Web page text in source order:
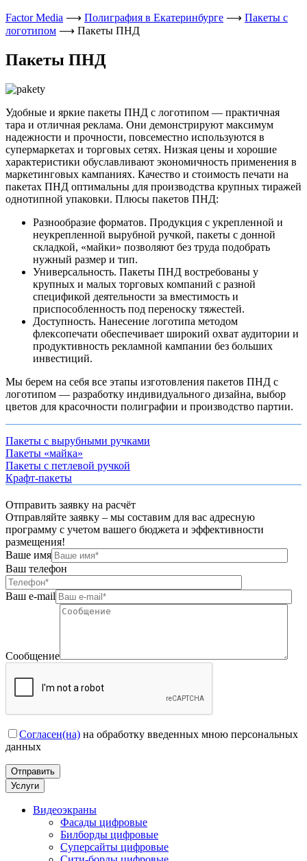
Factor Media ⟶ Полиграфия в Екатеринбурге ⟶ Пакеты с
логотипом ⟶ Пакеты ПНД
Пакеты ПНД
Удобные и яркие пакеты ПНД с логотипом — практичная
тара и отличная реклама. Они демонстрируют максимум
надежности и прочности, повсеместно используются в
супермаркетах и торговых сетях. Низкая цены и хорошие
характеристики обуславливают экономичность применения в
маркетинговых кампаниях. Качество и стоимость печати на
пакетах ПНД оптимальны для производства крупных тиражей
однотипной упаковки. Плюсы пакетов ПНД:
Разнообразие форматов. Продукция с укрепленной и
неукрепленной вырубной ручкой, пакеты с донной
складкой, «майки» позволяют без труда подобрать
нужный размер и тип.
Универсальность. Пакеты ПНД востребованы у
крупных и малых торговых компаний с разной
спецификой деятельности за вместимость и
приспособленность под переноску тяжестей.
Доступность. Нанесение логотипа методом
флексопечати обеспечивает широкий охват аудитории и
продуктивность рекламной кампании без больших
инвестиций.
Мы берем на себя все этапы изготовления пакетов ПНД с
логотипом — разработку индивидуального дизайна, выбор
цветов для красочности полиграфии и производство партии.
Пакеты с вырубными ручками
Пакеты «майка»
Пакеты с петлевой ручкой
Крафт-пакеты
Отправить заявку на расчёт
Отправляйте заявку – мы составим для вас адресную
программу с учетом вашего бюджета и эффективности
размещения!
Ваше имя
Ваш телефон
Ваш e-mail
Сообщение
Согласен(на) на обработку введенных мною персональных
данных
Услуги
Видеоэкраны
Фасады цифровые
Билборды цифровые
Суперсайты цифровые